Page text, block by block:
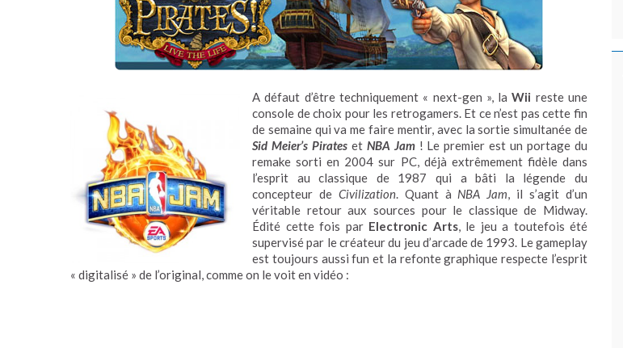
A défaut d’être techniquement « next-gen », laWii reste une
console de choix pour les retrogamers. Et ce n’est pas cette fin
de semaine qui va me faire mentir, avec la sortie simultanée de
Sid Meier’s Pirateset NBA Jam! Le premier est un portage du
remake sorti en 2004 sur PC, déjà extrêmement fidèle dans
l’esprit au classique de 1987 qui a bâti la légende du
concepteur de Civilization. Quant à NBA Jam , il s’agit d’un
véritable retour aux sources pour le classique de Midway.
Édité cette fois par Electronic Arts, le jeu a toutefois été
supervisé par le créateur du jeu d’arcade de 1993. Le gameplay
est toujours aussi fun et la refonte graphique respecte l’esprit
« digitalisé » de l’original, comme on le voit en vidéo :